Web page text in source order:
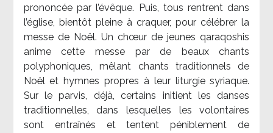
prononcée par l’évêque. Puis, tous rentrent dans
l’église, bientôt pleine à craquer, pour célébrer la
messe de Noël. Un chœur de jeunes qaraqoshis
anime cette messe par de beaux chants
polyphoniques, mêlant chants traditionnels de
Noël et hymnes propres à leur liturgie syriaque.
Sur le parvis, déjà, certains initient les danses
traditionnelles, dans lesquelles les volontaires
sont entraînés et tentent péniblement de